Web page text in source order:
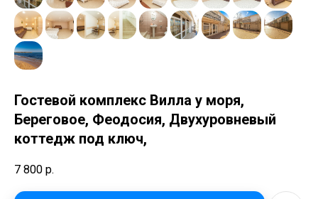
Гостевой комплекс Вилла у моря,
Береговое, Феодосия, Двухуровневый
коттедж под ключ,
7 800 р.